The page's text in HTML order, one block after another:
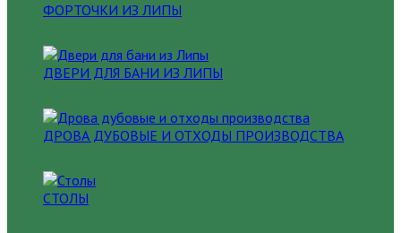
ФОРТОЧКИ ИЗ ЛИПЫ
ДВЕРИ ДЛЯ БАНИ ИЗ ЛИПЫ
ДРОВА ДУБОВЫЕ И ОТХОДЫ ПРОИЗВОДСТВА
СТОЛЫ